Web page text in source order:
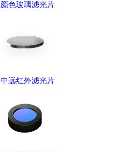
颜色玻璃滤光片
中远红外滤光片